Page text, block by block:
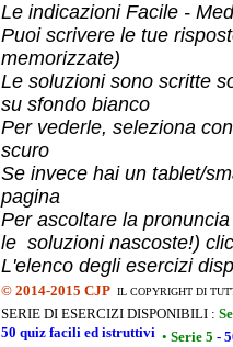
Le indicazioni Facile -
Puoi scrivere le tue
memorizzate)
Le soluzioni sono scritte
su sfondo bianco
Per vederle, seleziona
scuro
Se invece hai un tablet/
pagina
Per ascoltare la
le soluzioni nascoste!)
L'elenco degli esercizi
© 2014-2015 CJP IL COPYRIGHT DI
SERIE DI ESERCIZI DISPONIBILI :
50 quiz facili ed istruttivi • Serie 5 -